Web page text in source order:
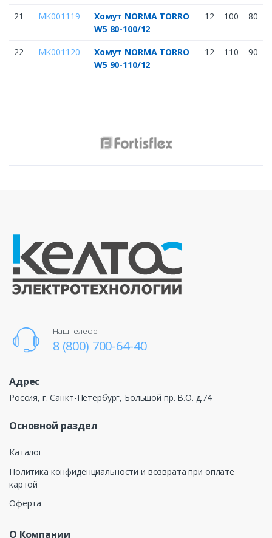
21 MK001119
Хомут NORMA TORRO
W5 80-100/12
12 100 80
22 MK001120
Хомут NORMA TORRO
W5 90-110/12
12 110 90
Наш телефон
8 (800) 700-64-40
Адрес
Россия, г. Санкт-Петербург, Большой пр. В.О. д.74
Основной раздел
Каталог
Политика конфиденциальности и возврата при оплате
картой
Оферта
О Компании